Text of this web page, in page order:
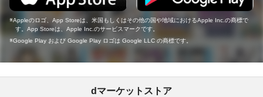
Appleのロゴ、App Storeは、米国もしくはその他の国や地域におけるApple Inc.の商標で
す。App Storeは、Apple Inc.のサービスマークです。
Google Play および Google Play ロゴは Google LLC の商標です。
dマーケットストア